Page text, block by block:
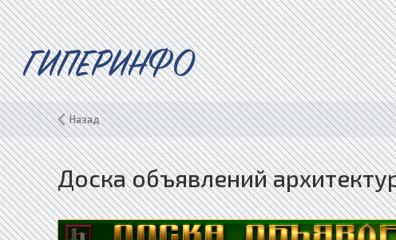
ГИПЕРИНФО
Назад
Доска объявлений